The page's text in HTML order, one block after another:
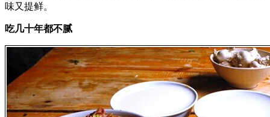
味又提鲜。
吃几十年都不腻